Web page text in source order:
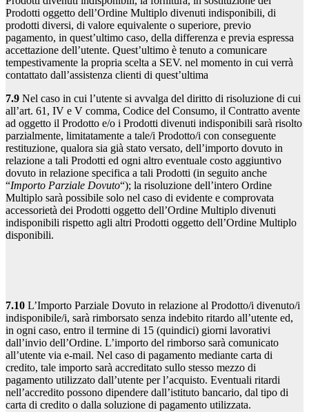
Prodotti oggetto dell’Ordine Multiplo divenuti indisponibili, di
prodotti diversi, di valore equivalente o superiore, previo
pagamento, in quest’ultimo caso, della differenza e previa espressa
accettazione dell’utente. Quest’ultimo è tenuto a comunicare
tempestivamente la propria scelta a SEV. nel momento in cui verrà
contattato dall’assistenza clienti di quest’ultima
7.9 Nel caso in cui l’utente si avvalga del diritto di risoluzione di cui
all’art. 61, IV e V comma, Codice del Consumo, il Contratto avente
ad oggetto il Prodotto e/o i Prodotti divenuti indisponibili sarà risolto
parzialmente, limitatamente a tale/i Prodotto/i con conseguente
restituzione, qualora sia già stato versato, dell’importo dovuto in
relazione a tali Prodotti ed ogni altro eventuale costo aggiuntivo
dovuto in relazione specifica a tali Prodotti (in seguito anche
“Importo Parziale Dovuto“); la risoluzione dell’intero Ordine
Multiplo sarà possibile solo nel caso di evidente e comprovata
accessorietà dei Prodotti oggetto dell’Ordine Multiplo divenuti
indisponibili rispetto agli altri Prodotti oggetto dell’Ordine Multiplo
disponibili.
7.10 L’Importo Parziale Dovuto in relazione al Prodotto/i divenuto/i
indisponibile/i, sarà rimborsato senza indebito ritardo all’utente ed,
in ogni caso, entro il termine di 15 (quindici) giorni lavorativi
dall’invio dell’Ordine. L’importo del rimborso sarà comunicato
all’utente via e-mail. Nel caso di pagamento mediante carta di
credito, tale importo sarà accreditato sullo stesso mezzo di
pagamento utilizzato dall’utente per l’acquisto. Eventuali ritardi
nell’accredito possono dipendere dall’istituto bancario, dal tipo di
carta di credito o dalla soluzione di pagamento utilizzata.